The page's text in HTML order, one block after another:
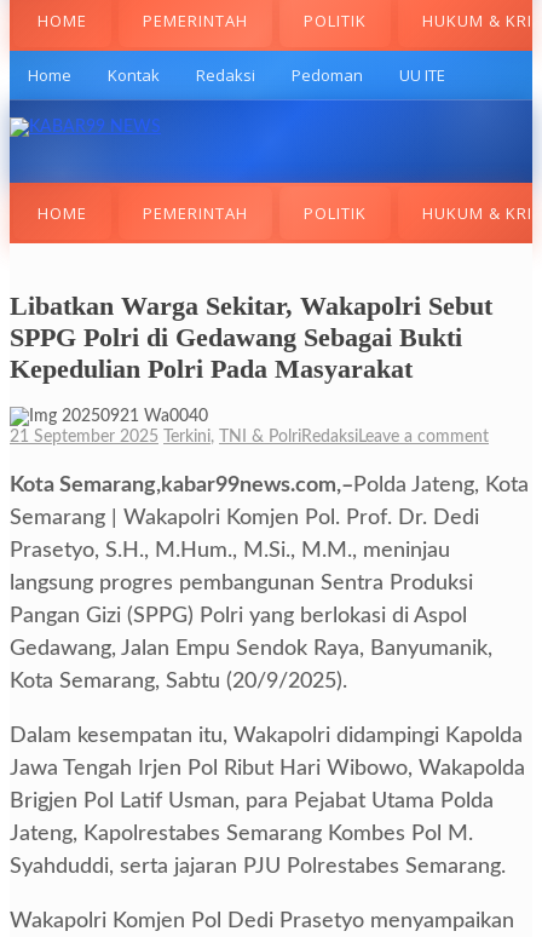
HOME PEMERINTAH POLITIK HUKUM &
Home Kontak Redaksi Pedoman UU ITE
HOME PEMERINTAH POLITIK HUKUM &
Libatkan Warga Sekitar, Wakapolri Sebut
SPPG Polri di Gedawang Sebagai Bukti
Kepedulian Polri Pada Masyarakat
21 September 2025 Terkini, TNI & PolriRedaksiLeave a comment
Kota Semarang,kabar99news.com,– Polda Jateng, Kota
Semarang | Wakapolri Komjen Pol. Prof. Dr. Dedi
Prasetyo, S.H., M.Hum., M.Si., M.M., meninjau
langsung progres pembangunan Sentra Produksi
Pangan Gizi (SPPG) Polri yang berlokasi di Aspol
Gedawang, Jalan Empu Sendok Raya, Banyumanik,
Kota Semarang, Sabtu (20/9/2025).
Dalam kesempatan itu, Wakapolri didampingi Kapolda
Jawa Tengah Irjen Pol Ribut Hari Wibowo, Wakapolda
Brigjen Pol Latif Usman, para Pejabat Utama Polda
Jateng, Kapolrestabes Semarang Kombes Pol M.
Syahduddi, serta jajaran PJU Polrestabes Semarang.
Wakapolri Komjen Pol Dedi Prasetyo menyampaikan